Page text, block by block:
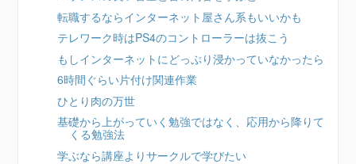
転職するならインターネット屋さん系もいいかも
テレワーク時はPS4のコントローラーは抜こう
もしインターネットにどっぷり浸かっていなかったら
6時間ぐらい片付け関連作業
ひとり肉の万世
基礎から上がっていく勉強ではなく、応用から降りて
くる勉強法
学ぶなら講座よりサークルで学びたい